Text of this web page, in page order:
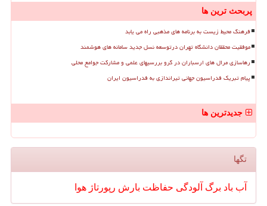
پربحث ترین ها
فرهنگ محیط زیست به برنامه های مذهبی راه می یابد
موفقیت محققان دانشگاه تهران درتوسعه نسل جدید سامانه های هوشمند
رهاسازی مرال های ارسباران در گرو بررسیهای علمی و مشارکت جوامع محلی
پیام تبریک فدراسیون جهانی تیراندازی به فدراسیون ایران
جدیدترین ها
تگها
آب باد برگ آلودگی حفاظت بارش رپورتاژ هوا